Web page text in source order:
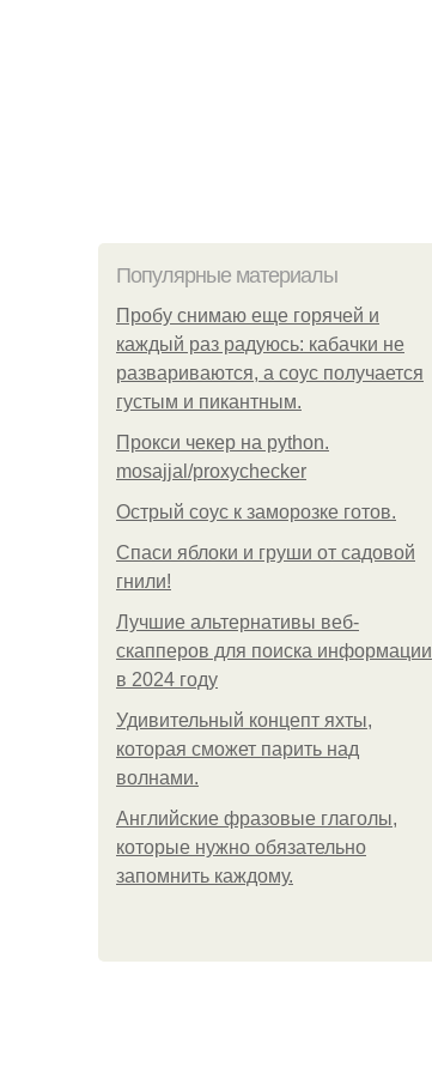
Популярные материалы
Пробу снимаю еще горячей и
каждый раз радуюсь: кабачки не
развариваются, а соус получается
густым и пикантным.
Прокси чекер на python.
mosajjal/proxychecker
Острый соус к заморозке готов.
Спаси яблоки и груши от садовой
гнили!
Лучшие альтернативы веб-
скапперов для поиска информации
в 2024 году
Удивительный концепт яхты,
которая сможет парить над
волнами.
Английские фразовые глаголы,
которые нужно обязательно
запомнить каждому.